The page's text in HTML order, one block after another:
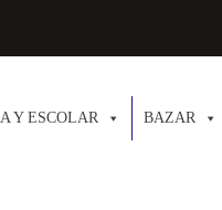
Y ESCOLAR BAZAR